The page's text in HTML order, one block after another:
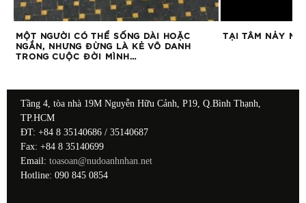
MỘT NGƯỜI CÓ THỂ SỐNG DÀI HOẶC
NGẮN, NHƯNG ĐỪNG LÀ KẺ VÔ DANH
TRONG CUỘC ĐỜI MÌNH…
TẠI TÂM NẢY
Tầng 4, tòa nhà 19M Nguyễn Hữu Cảnh, P19, Q.Bình Thạnh,
TP.HCM
ĐT: +84 8 35140686 / 35140687
Fax: +84 8 35140699
Email: toasoan@nudoanhnhan.net
Hotline: 090 845 0854